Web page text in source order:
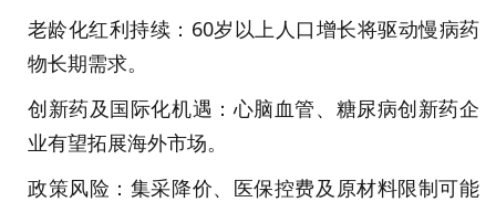
老龄化红利持续：60岁以上人口增长将驱动慢病药
物长期需求。
创新药及国际化机遇：心脑血管、糖尿病创新药企
业有望拓展海外市场。
政策风险：集采降价、医保控费及原材料限制可能